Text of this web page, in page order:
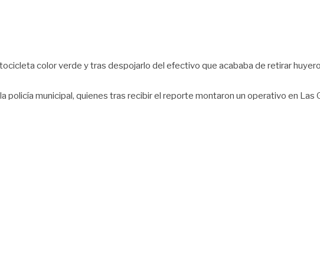
color verde y tras despojarlo del efectivo que acababa de retirar
municipal, quienes tras recibir el reporte montaron un operativo en Las